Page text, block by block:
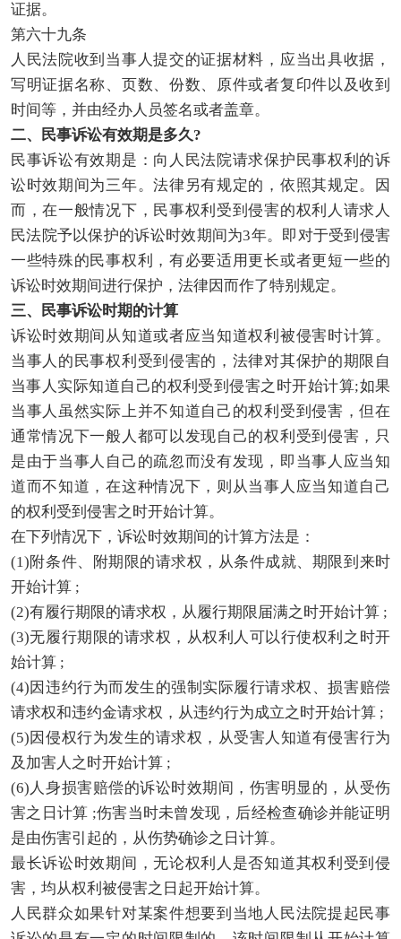
证据。
第六十九条
人民法院收到当事人提交的证据材料，应当出具收据，
写明证据名称、页数、份数、原件或者复印件以及收到
时间等，并由经办人员签名或者盖章。
二、民事诉讼有效期是多久?
民事诉讼有效期是：向人民法院请求保护民事权利的诉
讼时效期间为三年。法律另有规定的，依照其规定。因
而，在一般情况下，民事权利受到侵害的权利人请求人
民法院予以保护的诉讼时效期间为3年。即对于受到侵害
一些特殊的民事权利，有必要适用更长或者更短一些的
诉讼时效期间进行保护，法律因而作了特别规定。
三、民事诉讼时期的计算
诉讼时效期间从知道或者应当知道权利被侵害时计算。
当事人的民事权利受到侵害的，法律对其保护的期限自
当事人实际知道自己的权利受到侵害之时开始计算;如果
当事人虽然实际上并不知道自己的权利受到侵害，但在
通常情况下一般人都可以发现自己的权利受到侵害，只
是由于当事人自己的疏忽而没有发现，即当事人应当知
道而不知道，在这种情况下，则从当事人应当知道自己
的权利受到侵害之时开始计算。
在下列情况下，诉讼时效期间的计算方法是：
(1)附条件、附期限的请求权，从条件成就、期限到来时
开始计算 ;
(2)有履行期限的请求权，从履行期限届满之时开始计算 ;
(3)无履行期限的请求权，从权利人可以行使权利之时开
始计算 ;
(4)因违约行为而发生的强制实际履行请求权、损害赔偿
请求权和违约金请求权，从违约行为成立之时开始计算 ;
(5)因侵权行为发生的请求权，从受害人知道有侵害行为
及加害人之时开始计算 ;
(6)人身损害赔偿的诉讼时效期间，伤害明显的，从受伤
害之日计算 ;伤害当时未曾发现，后经检查确诊并能证明
是由伤害引起的，从伤势确诊之日计算。
最长诉讼时效期间，无论权利人是否知道其权利受到侵
害，均从权利被侵害之日起开始计算。
人民群众如果针对某案件想要到当地人民法院提起民事